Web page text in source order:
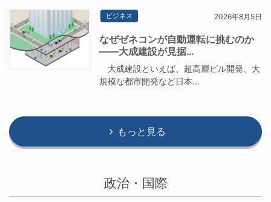
ビジネス 2026年8月5日
なぜゼネコンが自動運転に挑むのか
――大成建設が見据…
大成建設といえば、超高層ビル開発、大
規模な都市開発など日本…
もっと見る
政治・国際